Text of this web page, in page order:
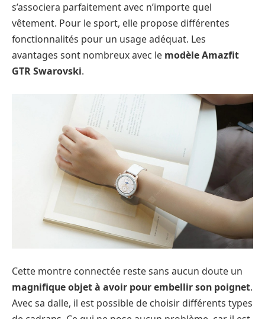
s’associera parfaitement avec n’importe quel
vêtement. Pour le sport, elle propose différentes
fonctionnalités pour un usage adéquat. Les
avantages sont nombreux avec le modèle Amazfit
GTR Swarovski.
Cette montre connectée reste sans aucun doute un
magnifique objet à avoir pour embellir son poignet.
Avec sa dalle, il est possible de choisir différents types